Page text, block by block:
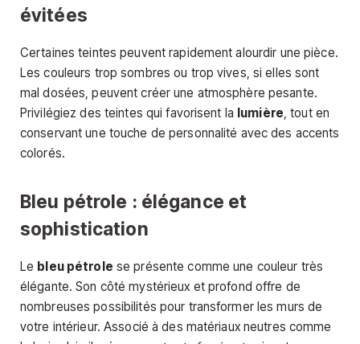
évitées
Certaines teintes peuvent rapidement alourdir une pièce.
Les couleurs trop sombres ou trop vives, si elles sont
mal dosées, peuvent créer une atmosphère pesante.
Privilégiez des teintes qui favorisent la lumière , tout en
conservant une touche de personnalité avec des accents
colorés.
Bleu pétrole : élégance et
sophistication
Le bleu pétrole se présente comme une couleur très
élégante. Son côté mystérieux et profond offre de
nombreuses possibilités pour transformer les murs de
votre intérieur. Associé à des matériaux neutres comme